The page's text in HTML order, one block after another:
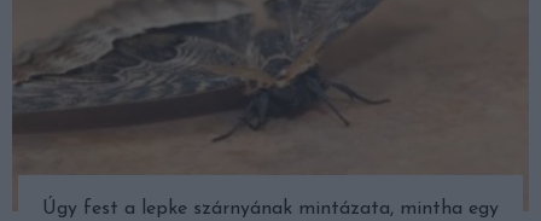
Úgy fest a lepke szárnyának mintázata, mintha egy